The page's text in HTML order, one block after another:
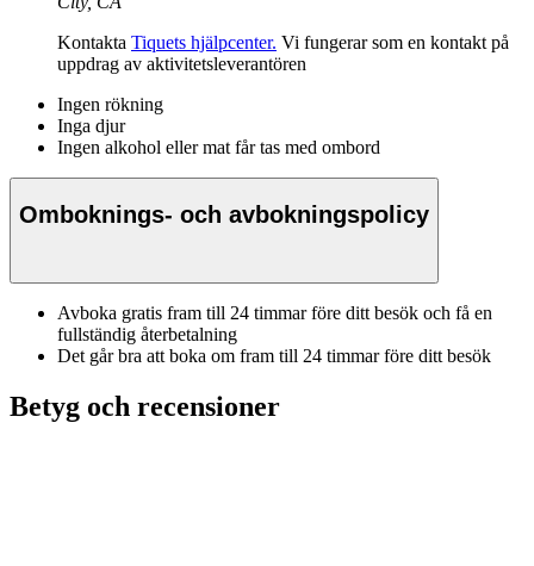
Kontakta Tiquets hjälpcenter. Vi fungerar som en kontakt på
uppdrag av aktivitetsleverantören
Ingen rökning
Inga djur
Ingen alkohol eller mat får tas med ombord
Omboknings- och avbokningspolicy
Avboka gratis fram till 24 timmar före ditt besök och få en
fullständig återbetalning
Det går bra att boka om fram till 24 timmar före ditt besök
Betyg och recensioner